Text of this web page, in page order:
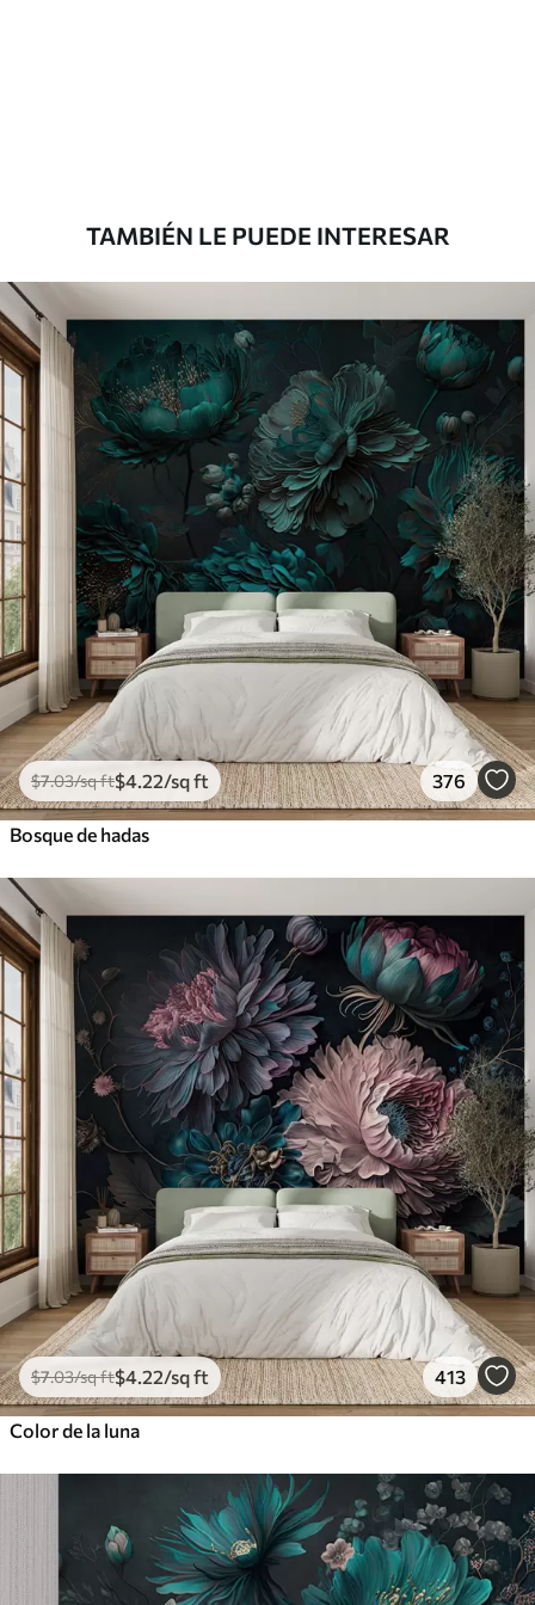
Peel and Stick
12.77$7.66/sq ft
TAMBIÉN LE PUEDE INTERESAR
$7.03/sq ft$4 .22/sq ft 376
Bosque de hadas
$7.03/sq ft$4 .22/sq ft 413
Color de la luna